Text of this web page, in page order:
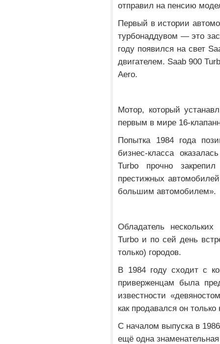
отправил на пенсию
Первый в истории
турбонаддувом — это
году появился на свет
двигателем. Saab 900
Aero.
Мотор, который
первым в мире 16-
Попытка 1984 года
бизнес-класса
Turbo прочно
престижных
большим автомобилем».
Обладатель
Turbo и по сей день
только) городов.
В 1984 году сходит с
приверженцам была
известности
как продавался он
С началом выпуска в
ещё одна